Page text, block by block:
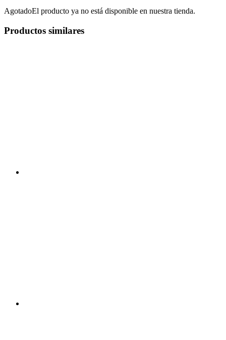
AgotadoEl producto ya no está disponible en nuestra tienda.
Productos similares